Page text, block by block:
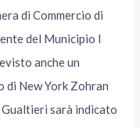
di Commercio di
del Municipio I
anche un
New York Zohran
Gualtieri sarà indicato